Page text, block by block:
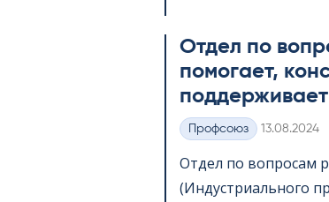
Отдел по
помогает,
поддерживает
Категории
Профсоюз Kirjoitettu
13.08.2024
Отдел по вопросам
(Индустриального